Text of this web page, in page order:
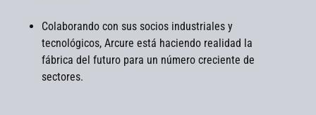
Colaborando con sus socios industriales y
tecnológicos, Arcure está haciendo realidad la
fábrica del futuro para un número creciente de
sectores.